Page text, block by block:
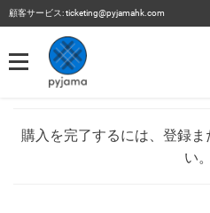
顧客サービス:ticketing@pyjamahk.com
マイチケット
購入を完了するには、登録
い。